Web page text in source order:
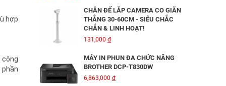
hợp
công
CHÂN ĐẾ LẮP CAMERA CO GIÃN
THẲNG 30-60CM - SIÊU CHẮC
CHẮN & LINH HOẠT!
131,000 đ
MÁY IN PHUN ĐA CHỨC NĂNG
BROTHER DCP-T830DW
6,863,000 đ
3,816,000đ
BỘ MỞ RỘNG CÁP QUANG HDMI
KVM MT-VIKI MT-HK020
5,600,000đ
Camera IP Wifi 2MP UNIARCH T1L-